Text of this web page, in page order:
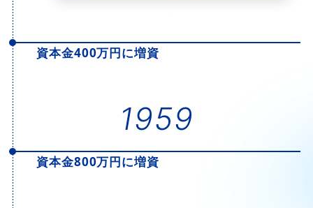
資本金400万円に増資
1959
資本金800万円に増資